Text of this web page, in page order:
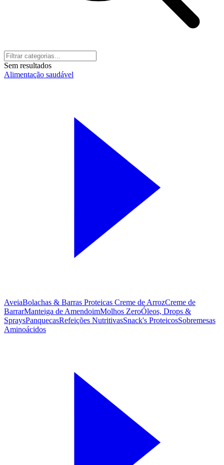
Sem resultados
Alimentação saudável
AveiaBolachas & Barras Proteicas Creme de ArrozCreme de
BarrarManteiga de AmendoimMolhos ZeroÓleos, Drops &
SpraysPanquecasRefeições NutritivasSnack's ProteicosSobremesas
Aminoácidos